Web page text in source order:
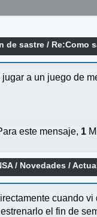
de sastre / Re:Como
jugar a un juego de
este mensaje, 1
/ Novedades /
cuando
el fin de